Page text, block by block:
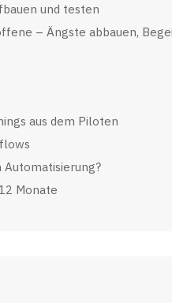
und testen
– Ängste abbauen,
aus dem Piloten
Monate